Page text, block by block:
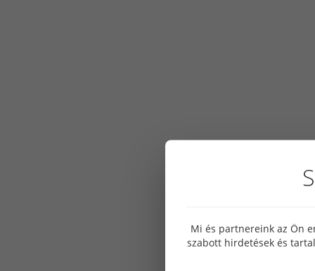
Mi és partnereink az Ön
szabott hirdetések és